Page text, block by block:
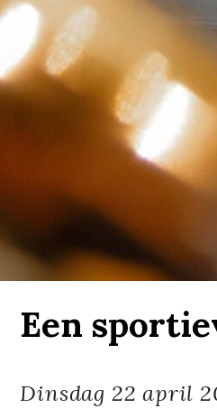
Een
Dinsdag 22 april